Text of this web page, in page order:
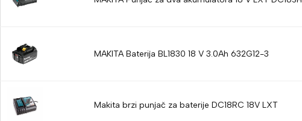
MAKITA Baterija BL1830 18 V 3.0Ah 632G12-3
Makita brzi punjač za baterije DC18RC 18V LXT